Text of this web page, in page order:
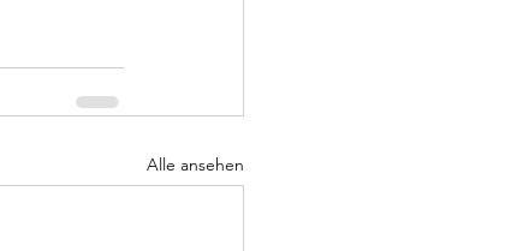
Alle ansehen